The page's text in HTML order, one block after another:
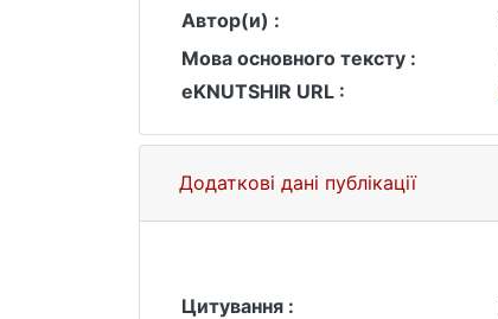
Автор(и) :
Мова основного тексту :
eKNUTSHIR URL :
Додаткові дані публікації
Цитування :